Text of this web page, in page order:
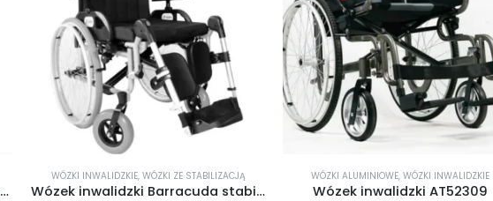
Wózek inwalidzki aktywny Offcarr Althea
WÓZKI INWALIDZKIE, WÓZKI ZE STABILIZACJĄ
Wózek inwalidzki Barracuda stabilizujący plecy i głowę
WÓZKI ALUMINIOWE, WÓZKI INWALIDZKIE
Wózek inwalidzki AT52309